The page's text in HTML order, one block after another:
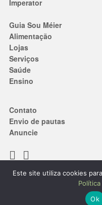
Imperator
Guia Sou Méier
Alimentação
Lojas
Serviços
Saúde
Ensino
Contato
Envio de pautas
Anuncie
Termos de Uso|Política de
® 2019. Todos os direitos
Este site utiliza cookies
Ok